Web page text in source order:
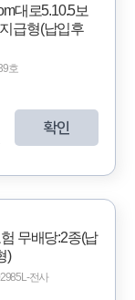
대로5.10.5보
급형(납입후
호
확인
무배당:2종(납
)
전사